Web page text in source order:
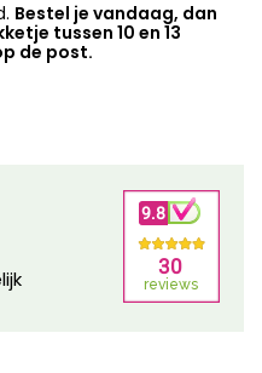
Bestel je vandaag, dan
tussen 10 en 13
de post.